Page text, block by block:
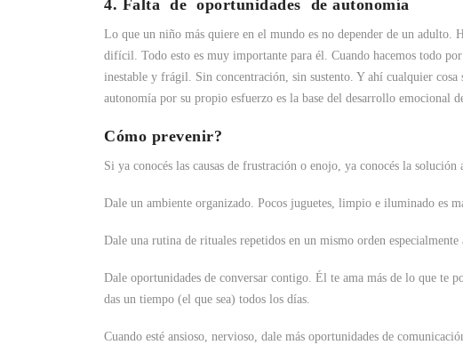
4. Falta de oportunidades de autonomía
Lo que un niño más quiere en el mundo es no depender de un adulto.
difícil. Todo esto es muy importante para él. Cuando hacemos todo
inestable y frágil. Sin concentración, sin sustento. Y ahí cualquier
autonomía por su propio esfuerzo es la base del desarrollo emocional
Cómo prevenir?
Si ya conocés las causas de frustración o enojo, ya conocés la solución
Dale un ambiente organizado. Pocos juguetes, limpio e iluminado es
Dale una rutina de rituales repetidos en un mismo orden
Dale oportunidades de conversar contigo. Él te ama más de lo que te
das un tiempo (el que sea) todos los días.
Cuando esté ansioso, nervioso, dale más oportunidades de